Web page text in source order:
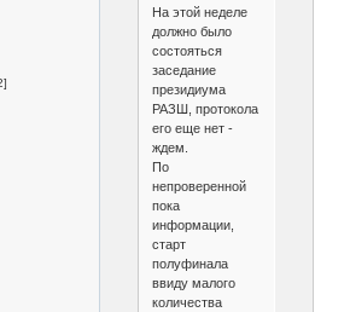
На этой неделе
должно было
состояться
заседание
президиума
РАЗШ, протокола
его еще нет -
ждем.
По
непроверенной
пока
информации,
старт
полуфинала
ввиду малого
количества